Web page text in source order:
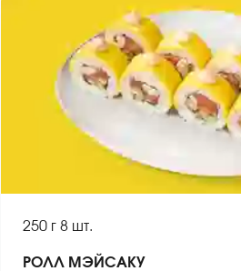
250 г8 шт.
РОЛЛ МЭЙСАКУ